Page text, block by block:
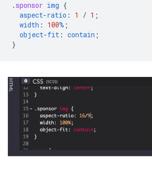
. sponsor img {
aspect-ratio : 1 / 1 ;
width : 100% ;
object-fit : contain ;
}